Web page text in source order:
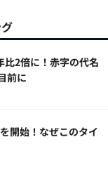
2倍に！赤字の代名
前に
開始！なぜこのタイ